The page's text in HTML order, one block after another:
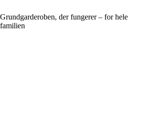
Grundgarderoben, der fungerer – for hele
familien